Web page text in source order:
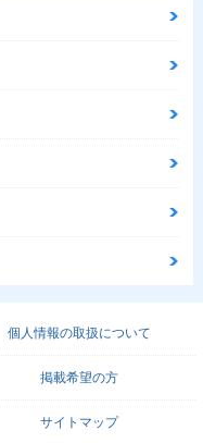
個人情報の取扱について
掲載希望の方
サイトマップ